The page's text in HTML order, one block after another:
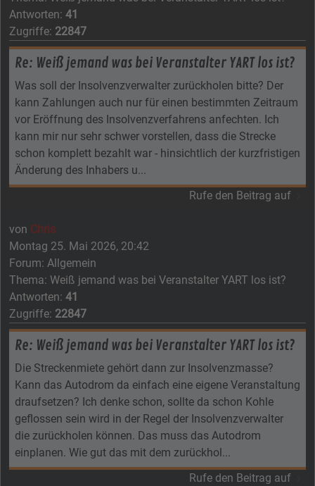
Antworten: 41
Zugriffe: 22847
Re: Weiß jemand was bei Veranstalter YART los ist?
Was soll der Insolvenzverwalter zurückholen bitte? Der
kann Zahlungen auch nur für einen bestimmten Zeitraum
vor Eröffnung des Insolvenzverfahrens anfechten. Ich
kann mir nur sehr schwer vorstellen, dass die Strecke
schon komplett bezahlt war - hinsichtlich der kurzfristigen
Änderung des Inhabers u...
Rufe den Beitrag auf
von Chris
Montag 25. Mai 2026, 20:42
Forum: Allgemein
Thema: Weiß jemand was bei Veranstalter YART los ist?
Antworten: 41
Zugriffe: 22847
Re: Weiß jemand was bei Veranstalter YART los ist?
Die Streckenmiete gehört dann zur Insolvenzmasse?
Kann das Autodrom da einfach eine eigene Veranstaltung
draufsetzen? Ich denke schon, sollte da schon Kohle
geflossen sein wird in der Regel der Insolvenzverwalter
die zurückholen können. Das muss das Autodrom
einplanen. Wie gut das mit dem zurückhol...
Rufe den Beitrag auf